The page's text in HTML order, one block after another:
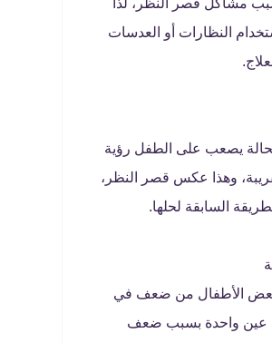
مشاكل قصر النظر، لذا
النظارات أو العدسات
يصعب على الطفل رؤية
وهذا عكس قصر النظر،
السابقة لحلها.
بعض الأطفال من ضعف في
عين واحدة بسبب ضعف